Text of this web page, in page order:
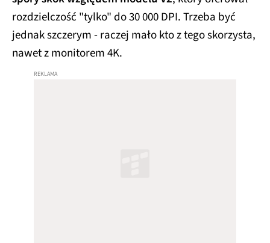
rozdzielczość "tylko" do 30 000 DPI. Trzeba być
jednak szczerym - raczej mało kto z tego skorzysta,
nawet z monitorem 4K.